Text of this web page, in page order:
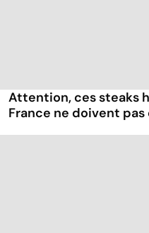
Attention, ces steaks
France ne doivent